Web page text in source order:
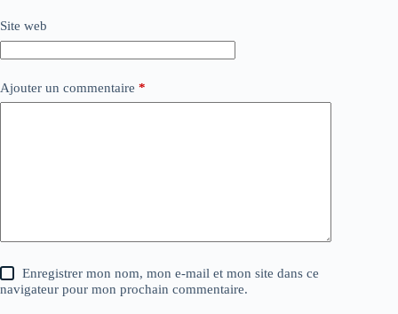
Site web
Ajouter un commentaire *
Enregistrer mon nom, mon e-mail et mon site dans ce
navigateur pour mon prochain commentaire.